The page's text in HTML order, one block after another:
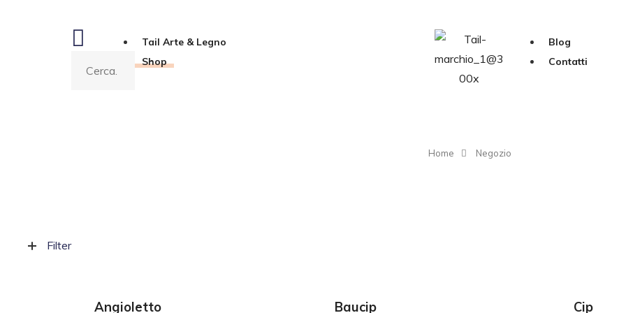
Tail Arte & Legno
Shop
Blog
Contatti
Home Negozio
Filter
AGGIUNGI AL CARRELLO
Angioletto AGGIUNGI AL CARRELLO
Baucip AGGIUNGI AL
Cip